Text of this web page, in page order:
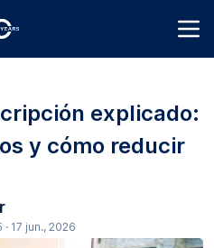
explicado:
y cómo reducir
17 jun., 2026